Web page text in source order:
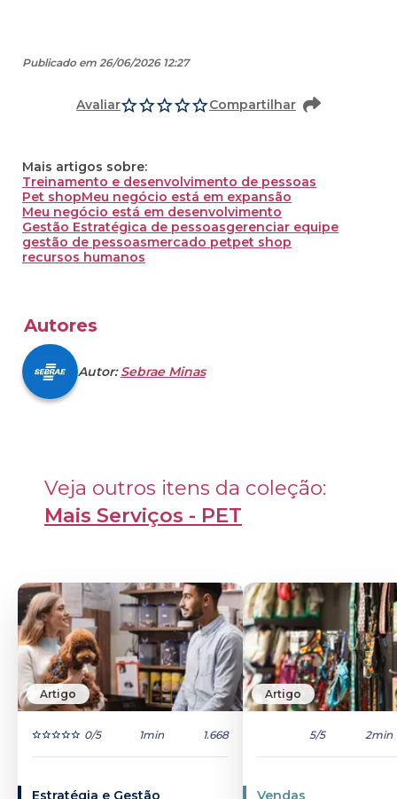
Publicado em 26/06/2026 12:27
Avaliar Compartilhar
Mais artigos sobre:
Treinamento e desenvolvimento de pessoas
Pet shopMeu negócio está em expansão
Meu negócio está em desenvolvimento
Gestão Estratégica de pessoasgerenciar equipe
gestão de pessoasmercado petpet shop
recursos humanos
Autores
Autor:Sebrae Minas
Mais Serviços - PET
Artigo
0/5 1min 1.668
Estratégia e Gestão
Artigo
5/5 2min
Vendas